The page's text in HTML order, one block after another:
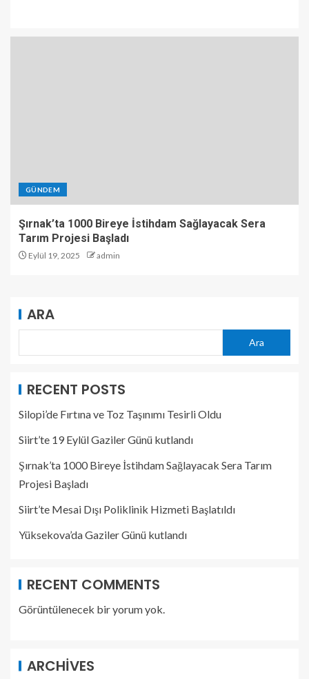
GÜNDEM
Şırnak’ta 1000 Bireye İstihdam Sağlayacak Sera
Tarım Projesi Başladı
Eylül 19, 2025 admin
ARA
Ara
RECENT POSTS
Silopi’de Fırtına ve Toz Taşınımı Tesirli Oldu
Siirt’te 19 Eylül Gaziler Günü kutlandı
Şırnak’ta 1000 Bireye İstihdam Sağlayacak Sera Tarım
Projesi Başladı
Siirt’te Mesai Dışı Poliklinik Hizmeti Başlatıldı
Yüksekova’da Gaziler Günü kutlandı
RECENT COMMENTS
Görüntülenecek bir yorum yok.
ARCHIVES